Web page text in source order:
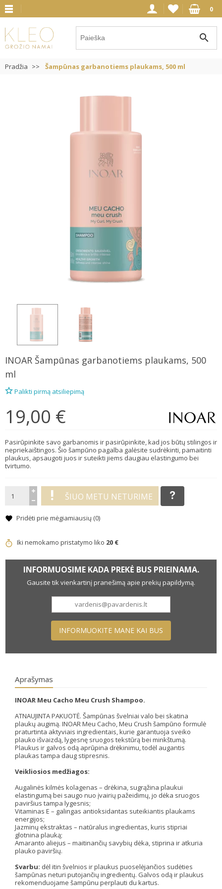
0
search
Pradžia Šampūnas garbanotiems plaukams, 500 ml
INOAR Šampūnas garbanotiems plaukams, 500
ml
Palikti pirmą atsiliepimą
19,00 €
Pasirūpinkite savo garbanomis ir pasirūpinkite, kad jos būtų stilingos ir
nepriekaištingos. Šio šampūno pagalba galėsite sudrėkinti, pamaitinti
plaukus, apsaugoti juos ir suteikti jiems daugiau elastingumo bei
tvirtumo.
ŠIUO METU NETURIME
Pridėti prie mėgiamiausių (0)
Iki nemokamo pristatymo liko 20 €
INFORMUOSIME KADA PREKĖ BUS PRIEINAMA.
Gausite tik vienkartinį pranešimą apie prekių papildymą.
INFORMUOKITE MANE KAI BUS
Aprašymas
INOAR Meu Cacho Meu Crush Shampoo.
ATNAUJINTA PAKUOTĖ. Šampūnas švelniai valo bei skatina
plaukų augimą. INOAR Meu Cacho, Meu Crush šampūno formulė
praturtinta aktyviais ingredientais, kurie garantuoja sveiko
plauko išvaizdą, lygesnę sruogos tekstūrą bei minkštumą.
Plaukus ir galvos odą aprūpina drėkinimu, todėl augantis
plaukas tampa daug stipresnis.
Veikliosios medžiagos:
Augalinės kilmės kolagenas – drėkina, sugrąžina plaukui
elastingumą bei saugo nuo įvairių pažeidimų, jo dėka sruogos
paviršius tampa lygesnis;
Vitaminas E – galingas antioksidantas suteikiantis plaukams
energijos;
Jazminų ekstraktas – natūralus ingredientas, kuris stipriai
glotnina plauką;
Amaranto aliejus – maitinančių savybių dėka, stiprina ir atkuria
plauko paviršių.
Svarbu: dėl itin švelnios ir plaukus puoselėjančios sudėties
šampūnas neturi putojančių ingredientų. Galvos odą ir plaukus
rekomenduojame šampūnu perplauti du kartus.